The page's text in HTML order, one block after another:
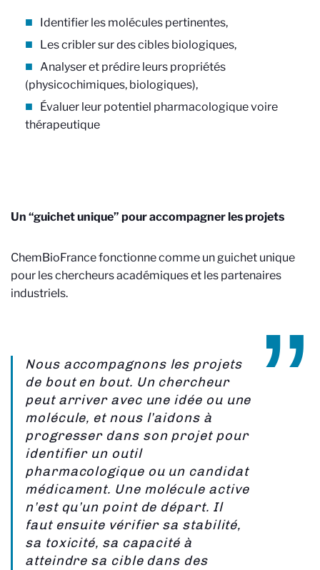
Identifier les molécules pertinentes,
Les cribler sur des cibles biologiques,
Analyser et prédire leurs propriétés
(physicochimiques, biologiques),
Évaluer leur potentiel pharmacologique voire
thérapeutique
Un “guichet unique” pour accompagner les projets
ChemBioFrance fonctionne comme un guichet unique
pour les chercheurs académiques et les partenaires
industriels.
Nous accompagnons les projets
de bout en bout. Un chercheur
peut arriver avec une idée ou une
molécule, et nous l’aidons à
progresser dans son projet pour
identifier un outil
pharmacologique ou un candidat
médicament. Une molécule active
n’est qu’un point de départ. Il
faut ensuite vérifier sa stabilité,
sa toxicité, sa capacité à
atteindre sa cible dans des